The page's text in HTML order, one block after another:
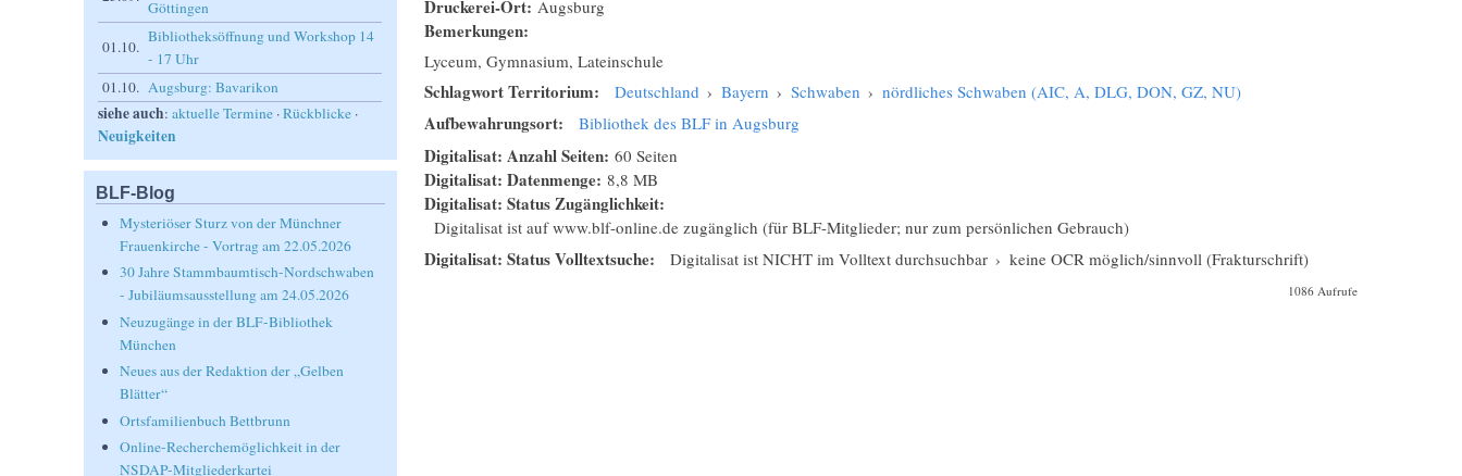
Druckerei-Ort: Augsburg
Bemerkungen:
Lyceum, Gymnasium, Lateinschule
Schlagwort Territorium: Deutschland › Bayern › Schwaben › nördliches Schwaben (AIC, A, DLG, DON, GZ, NU)
Aufbewahrungsort: Bibliothek des BLF in Augsburg
Digitalisat: Anzahl Seiten: 60 Seiten
Digitalisat: Datenmenge: 8,8 MB
Digitalisat: Status Zugänglichkeit:
Digitalisat ist auf www.blf-online.de zugänglich (für BLF-Mitglieder; nur zum persönlichen Gebrauch)
Digitalisat: Status Volltextsuche: Digitalisat ist NICHT im Volltext durchsuchbar › keine OCR möglich/sinnvoll (Frakturschrift)
1086 Aufrufe
Göttingen
01.10.
Bibliotheksöffnung und Workshop 14
- 17 Uhr
01.10. Augsburg: Bavarikon
siehe auch:aktuelle Termine ·Rückblicke ·
Neuigkeiten
BLF-Blog
Mysteriöser Sturz von der Münchner
Frauenkirche - Vortrag am 22.05.2026
30 Jahre Stammbaumtisch-Nordschwaben
- Jubiläumsausstellung am 24.05.2026
Neuzugänge in der BLF-Bibliothek
München
Neues aus der Redaktion der „Gelben
Blätter“
Ortsfamilienbuch Bettbrunn
Online-Recherchemöglichkeit in der
NSDAP-Mitgliederkartei